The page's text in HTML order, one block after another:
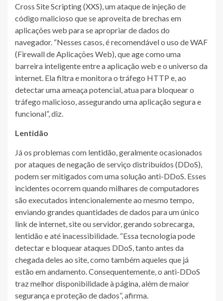
Cross Site Scripting (XXS), um ataque de injeção de
código malicioso que se aproveita de brechas em
aplicações web para se apropriar de dados do
navegador. “Nesses casos, é recomendável o uso de WAF
(Firewall de Aplicações Web), que age como uma
barreira inteligente entre a aplicação web e o universo da
internet. Ela filtra e monitora o tráfego HTTP e, ao
detectar uma ameaça potencial, atua para bloquear o
tráfego malicioso, assegurando uma aplicação segura e
funcional”, diz.
Lentidão
Já os problemas com lentidão, geralmente ocasionados
por ataques de negação de serviço distribuídos (DDoS),
podem ser mitigados com uma solução anti-DDoS. Esses
incidentes ocorrem quando milhares de computadores
são executados intencionalemente ao mesmo tempo,
enviando grandes quantidades de dados para um único
link de internet, site ou servidor, gerando sobrecarga,
lentidão e até inacessibilidade. “Essa tecnologia pode
detectar e bloquear ataques DDoS, tanto antes da
chegada deles ao site, como também aqueles que já
estão em andamento. Consequentemente, o anti-DDoS
traz melhor disponibilidade à página, além de maior
segurança e proteção de dados”, afirma.